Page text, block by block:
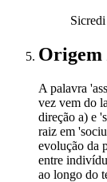
Origem
A palavra
vez vem do
direção a) e
raiz em
evolução da
entre
ao longo do